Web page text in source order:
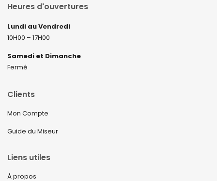
Heures d'ouvertures
Lundi au Vendredi
10H00 – 17H00
Samedi et Dimanche
Fermé
Clients
Mon Compte
Guide du Miseur
Liens utiles
À propos